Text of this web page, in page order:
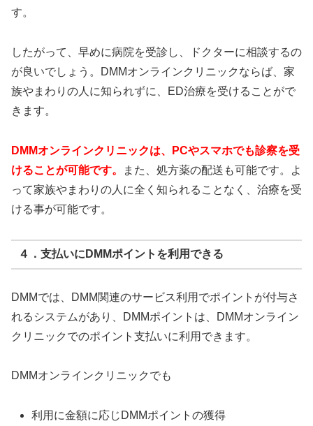
す。
したがって、早めに病院を受診し、ドクターに相談するの
が良いでしょう。DMMオンラインクリニックならば、 家
族やまわりの人に知られずに、ED治療を受けることがで
きます。
DMMオンラインクリニックは、PCやスマホでも診察を受
けることが可能です。
また、処方薬の配送も可能です。よ
って家族やまわりの人に全く知られることなく、治療を受
ける事が可能です。
４．支払いにDMMポイントを利用できる
DMMでは、DMM関連のサービス利用でポイントが付与さ
れるシステムがあり、DMMポイントは、DMMオンライン
クリニックでのポイント支払いに利用できます。
DMMオンラインクリニックでも
利用に金額に応じDMMポイントの獲得